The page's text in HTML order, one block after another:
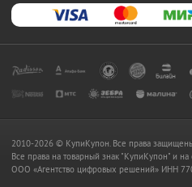
2010-2026 © КупиКупон. Все права
Все права на товарный знак "КупиКупон" и
OOO «Агентство цифровых решений» ИНН